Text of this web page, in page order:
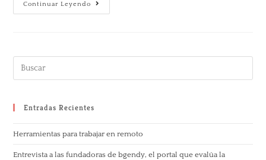
Continuar Leyendo
Entradas Recientes
Herramientas para trabajar en remoto
Entrevista a las fundadoras de bgendy, el portal que evalúa la